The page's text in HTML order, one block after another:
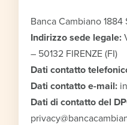
Banca Cambiano 1884
Indirizzo sede legale:
– 50132 FIRENZE (FI)
Dati contatto
Dati contatto e-mail:
Dati di contatto del